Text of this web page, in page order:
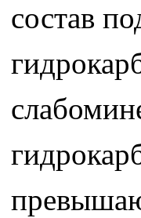
состав